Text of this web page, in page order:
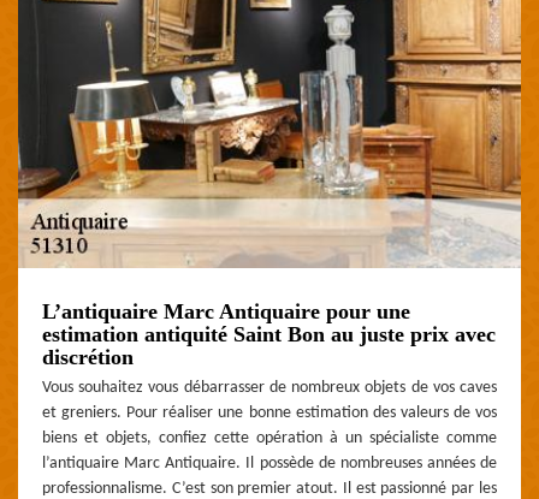
L’antiquaire Marc Antiquaire pour une
estimation antiquité Saint Bon au juste prix avec
discrétion
Vous souhaitez vous débarrasser de nombreux objets de vos caves
et greniers. Pour réaliser une bonne estimation des valeurs de vos
biens et objets, confiez cette opération à un spécialiste comme
l’antiquaire Marc Antiquaire. Il possède de nombreuses années de
professionnalisme. C’est son premier atout. Il est passionné par les